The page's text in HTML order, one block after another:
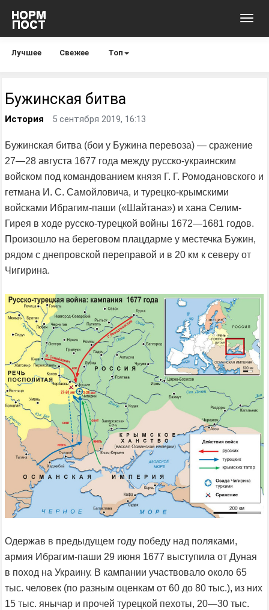
Лучшее Свежее Топ
Бужинская битва
История 5 сентября 2019, 16:13
Бужинская битва (бои у Бужина перевоза) — сражение
27—28 августа 1677 года между русско-украинским
войском под командованием князя Г. Г. Ромодановского и
гетмана И. С. Самойловича, и турецко-крымскими
войсками Ибрагим-паши («Шайтана») и хана Селим-
Гирея в ходе русско-турецкой войны 1672—1681 годов.
Произошло на береговом плацдарме у местечка Бужин,
рядом с днепровской переправой и в 20 км к северу от
Чигирина.
Одержав в предыдущем году победу над поляками,
армия Ибрагим-паши 29 июня 1677 выступила от Дуная
в поход на Украину. В кампании участвовало около 65
тыс. человек (по разным оценкам от 60 до 80 тыс.), из них
15 тыс. янычар и прочей турецкой пехоты, 20—30 тыс.